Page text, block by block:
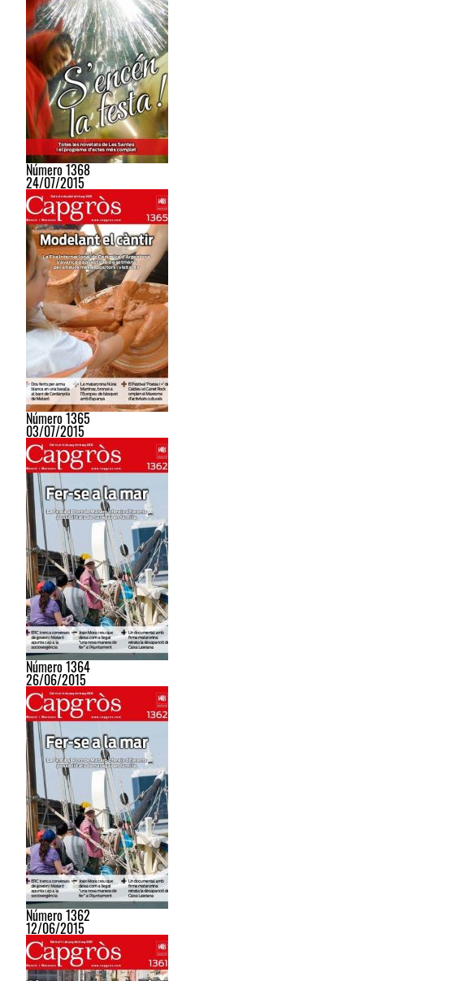
Número 1368
24/07/2015
Número 1365
03/07/2015
Número 1364
26/06/2015
Número 1362
12/06/2015